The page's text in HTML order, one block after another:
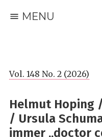
MENU
Vol. 148 No. 2 (2026)
Helmut Hoping
/ Ursula
immer „doctor